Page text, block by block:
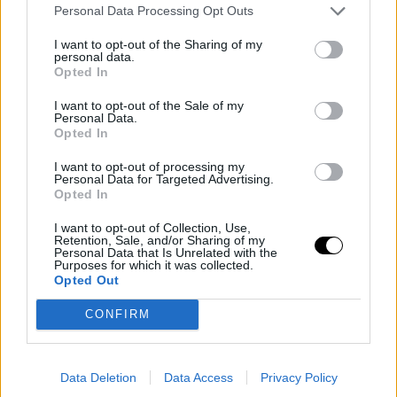
Personal Data Processing Opt Outs
I want to opt-out of the Sharing of my
personal data.
Opted In
I want to opt-out of the Sale of my
Personal Data.
Opted In
I want to opt-out of processing my
Personal Data for Targeted Advertising.
Opted In
I want to opt-out of Collection, Use,
Retention, Sale, and/or Sharing of my
Personal Data that Is Unrelated with the
Purposes for which it was collected.
Opted Out
CONFIRM
Data Deletion Data Access Privacy Policy
La relación entre Thomas y Boston terminó de forma
amarga. El base disputó los playoffs de 2017
arrastrando una grave lesión de cadera antes de
perderse los últimos partidos de la final de conferencia
ante Cleveland Cavaliers.
Meses después fue enviado precisamente a Cavaliers
en el traspaso que llevó a Kyrie Irving a Boston.
Aquellos problemas físicos marcaron el resto de su
carrera. Desde entonces pasó por nueve franquicias
diferentes y disputó su último partido NBA con Phoenix
Suns durante la temporada 2023-24.
Ahora, Thomas inicia una nueva etapa dentro de la liga,